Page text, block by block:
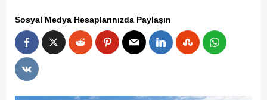
Sosyal Medya Hesaplarınızda Paylaşın